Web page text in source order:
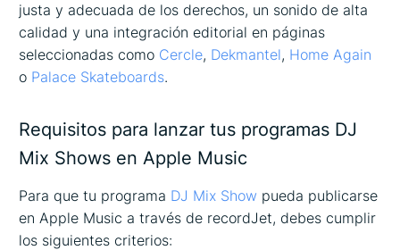
justa y adecuada de los derechos, un sonido de alta
calidad y una integración editorial en páginas
seleccionadas como Cercle, Dekmantel, Home Again
o Palace Skateboards.
Requisitos para lanzar tus programas DJ
Mix Shows en Apple Music
Para que tu programa DJ Mix Show pueda publicarse
en Apple Music a través de recordJet, debes cumplir
los siguientes criterios: